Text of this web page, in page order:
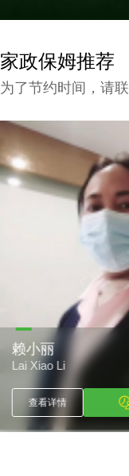
家政保姆推荐
为了节约时间，请
赖小丽
Lai Xiao Li
查看详情